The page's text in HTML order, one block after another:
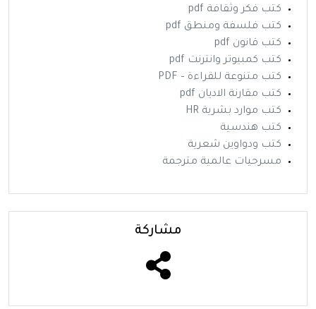
كتب فكر وثقافة pdf
كتب فلسفة ومنطق pdf
كتب قانون pdf
كتب كمبيوتر وانترنت pdf
كتب متنوعة للقراءة – PDF
كتب مقارنة الاديان pdf
كتب موارد بشرية HR
كتب هندسية
كتب ودواوين شعرية
مسرحيات عالمية مترجمة
مشاركة